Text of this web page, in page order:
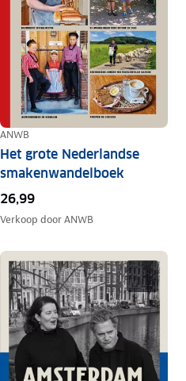
ANWB
Het grote Nederlandse
smakenwandelboek
26,99
Verkoop doorANWB